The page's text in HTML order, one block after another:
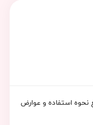
نحوه استفاده و عوارض